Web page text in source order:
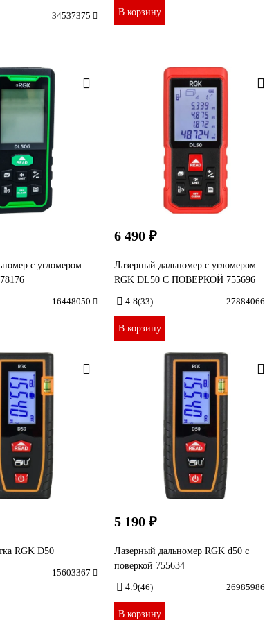
34537375 В корзину
с угломером
16448050
6 490 ₽
Лазерный дальномер с угломером
RGK DL50 С ПОВЕРКОЙ 755696
4.8(33) 27884066
В корзину
RGK D50
15603367
5 190 ₽
Лазерный дальномер RGK d50 с
поверкой 755634
4.9(46) 26985986
В корзину